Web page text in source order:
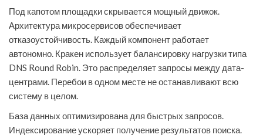
Под капотом площадки скрывается мощный движок.
Архитектура микросервисов обеспечивает
отказоустойчивость. Каждый компонент работает
автономно. Кракен использует балансировку нагрузки типа
DNS Round Robin. Это распределяет запросы между дата-
центрами. Перебои в одном месте не останавливают всю
систему в целом.
База данных оптимизирована для быстрых запросов.
Индексирование ускоряет получение результатов поиска.